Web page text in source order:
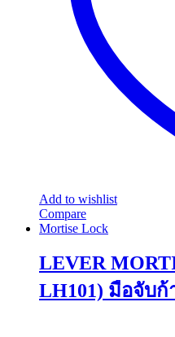
chosen
Add to wishlist
Compare
Mortise Lock
LEVER
LH101) มือจับก้